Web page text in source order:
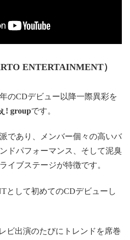
ENTERTAINMENT）
のCDデビュー以降一際異彩を
! groupです。
であり、メンバー個々の高いバ
ドパフォーマンス、そして泥臭
イブステージが特徴です。
として初めてのCDデビューし
ビ出演のたびにトレンドを席巻